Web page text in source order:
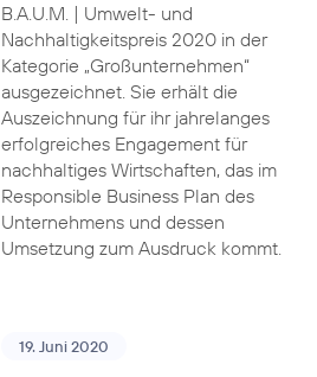
B.A.U.M. | Umwelt- und
Nachhaltigkeitspreis 2020 in der
Kategorie „Großunternehmen“
ausgezeichnet. Sie erhält die
Auszeichnung für ihr jahrelanges
erfolgreiches Engagement für
nachhaltiges Wirtschaften, das im
Responsible Business Plan des
Unternehmens und dessen
Umsetzung zum Ausdruck kommt.
19. Juni 2020